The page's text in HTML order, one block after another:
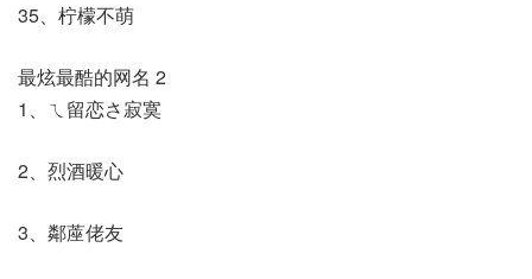
35、柠檬不萌
最炫最酷的网名 2
1、ㄟ留恋さ寂寞
2、烈酒暖心
3、鄰蓙佬友